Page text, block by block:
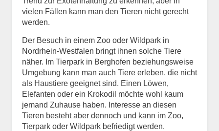
vielen Fällen kann man den Tieren nicht gerecht
werden.
Der Besuch in einem Zoo oder Wildpark in
Nordrhein-Westfalen bringt ihnen solche Tiere
näher. Im Tierpark in Berghofen beziehungsweise
Umgebung kann man auch Tiere erleben, die nicht
als Haustiere geeignet sind. Einen Löwen,
Elefanten oder ein Krokodil möchte wohl kaum
jemand Zuhause haben. Interesse an diesen
Tieren besteht aber dennoch und kann im Zoo,
Tierpark oder Wildpark befriedigt werden.